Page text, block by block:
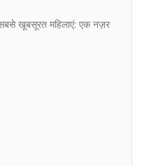
खूबसूरत महिलाएं: एक नज़र